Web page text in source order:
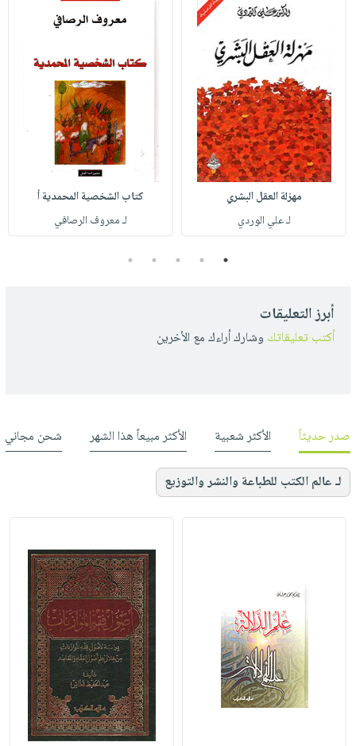
مهزلة العقل البشري
لـ علي الوردي
كتاب الشخصية المحمدية أ
لـ معروف الرصافي
1
2
3
4
5
أبرز التعليقات
أكتب تعليقاتك وشارك أراءك مع الأخرين
صدر حديثاً الأكثر شعبية الأكثر مبيعاً هذا الشهر شحن مجاني
لـ عالم الكتب للطباعة والنشر والتوزيع